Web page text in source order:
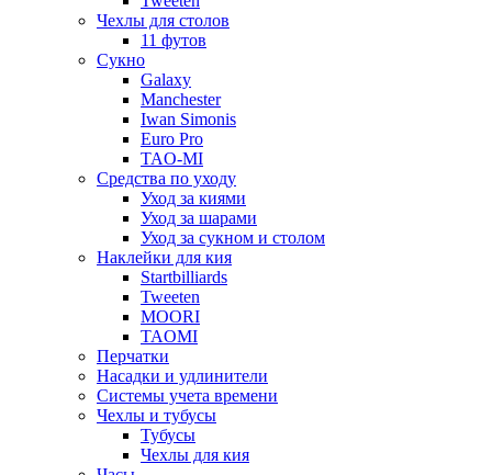
Чехлы для столов
11 футов
Сукно
Galaxy
Manchester
Iwan Simonis
Euro Pro
TAO-MI
Средства по уходу
Уход за киями
Уход за шарами
Уход за сукном и столом
Наклейки для кия
Startbilliards
Tweeten
MOORI
TAOMI
Перчатки
Насадки и удлинители
Системы учета времени
Чехлы и тубусы
Тубусы
Чехлы для кия